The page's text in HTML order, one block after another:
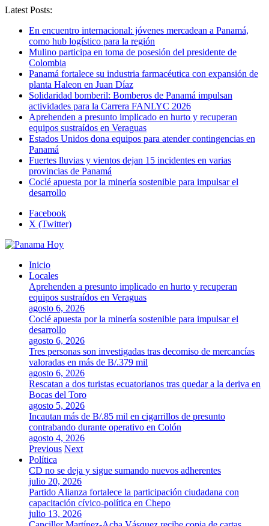
Latest Posts:
En encuentro internacional: jóvenes mercadean a Panamá,
como hub logístico para la región
Mulino participa en toma de posesión del presidente de
Colombia
Panamá fortalece su industria farmacéutica con expansión de
planta Haleon en Juan Díaz
Solidaridad bomberil: Bomberos de Panamá impulsan
actividades para la Carrera FANLYC 2026
Aprehenden a presunto implicado en hurto y recuperan
equipos sustraídos en Veraguas
Estados Unidos dona equipos para atender contingencias en
Panamá
Fuertes lluvias y vientos dejan 15 incidentes en varias
provincias de Panamá
Coclé apuesta por la minería sostenible para impulsar el
desarrollo
Facebook
X (Twitter)
Inicio
Locales
Aprehenden a presunto implicado en hurto y recuperan
equipos sustraídos en Veraguas
agosto 6, 2026
Coclé apuesta por la minería sostenible para impulsar el
desarrollo
agosto 6, 2026
Tres personas son investigadas tras decomiso de mercancías
valoradas en más de B/.379 mil
agosto 6, 2026
Rescatan a dos turistas ecuatorianos tras quedar a la deriva en
Bocas del Toro
agosto 5, 2026
Incautan más de B/.85 mil en cigarrillos de presunto
contrabando durante operativo en Colón
agosto 4, 2026
Previous Next
Política
CD no se deja y sigue sumando nuevos adherentes
julio 20, 2026
Partido Alianza fortalece la participación ciudadana con
capacitación cívico-política en Chepo
julio 13, 2026